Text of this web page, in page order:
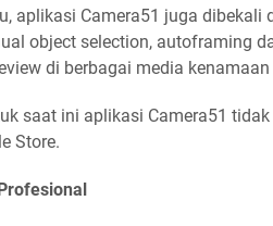
aplikasi Camera51 juga dibekali
object selection, autoframing
di berbagai media
saat ini aplikasi Camera51
Store.